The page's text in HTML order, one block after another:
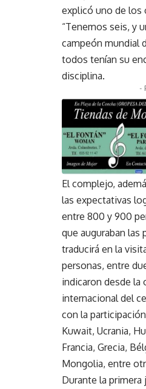
explicó uno de los
“Tenemos seis, y
campeón mundial
todos tenían su
disciplina.
-
El complejo,
las expectativas
entre 800 y 900
que auguraban las
traducirá en la
personas, entre
indicaron desde la
internacional del
con la
Kuwait, Ucrania,
Francia, Grecia,
Mongolia, entre
Durante la primera